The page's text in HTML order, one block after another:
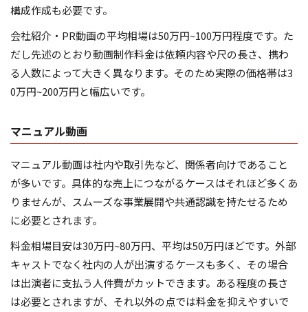
構成作成も必要です。
会社紹介・PR動画の平均相場は50万円~100万円程度です。た
だし先述のとおり動画制作料金は依頼内容や尺の長さ、携わ
る人数によって大きく異なります。そのため実際の価格帯は3
0万円~200万円と幅広いです。
マニュアル動画
マニュアル動画は社内や取引先など、関係者向けであること
が多いです。具体的な売上につながるケースはそれほど多くあ
りませんが、スムーズな事業展開や共通認識を持たせるため
に必要とされます。
料金相場目安は30万円~80万円、平均は50万円ほどです。外部
キャストでなく社内の人が出演するケースも多く、その場合
は出演者に支払う人件費がカットできます。ある程度の長さ
は必要とされますが、それ以外の点では料金を抑えやすいで